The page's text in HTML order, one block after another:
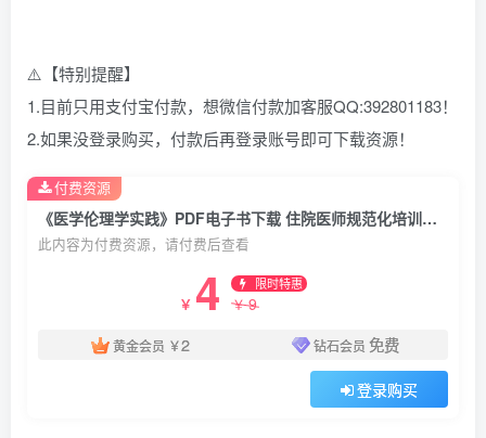
⚠️【特别提醒】
1.目前只用支付宝付款，想微信付款加客服QQ:392801183！
2.如果没登录购买，付款后再登录账号即可下载资源！
《医学伦理学实践》PDF电子书下载 住院医师规范化培训规划教材
此内容为付费资源，请付费后查看
￥ 4 限时特惠
￥9
黄金会员 ￥2 钻石会员 免费
登录购买
付费资源